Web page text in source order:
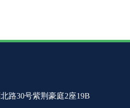
路30号紫荆豪庭2座19B